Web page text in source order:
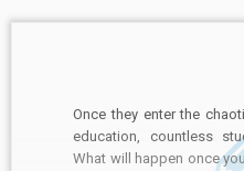
Once they enter the
education, countless
What will happen once